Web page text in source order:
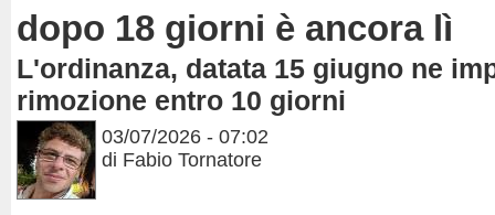
dopo 18 giorni è ancora lì
L'ordinanza, datata 15 giugno ne
rimozione entro 10 giorni
03/07/2026 - 07:02
di Fabio Tornatore